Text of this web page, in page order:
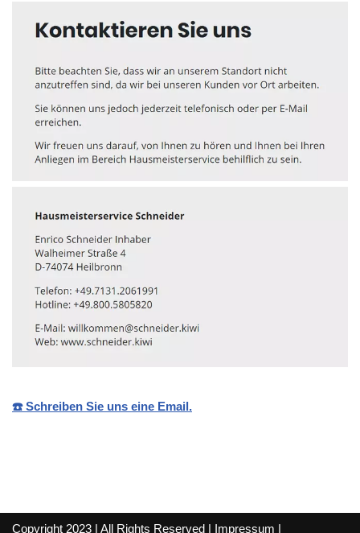
☎️ Schreiben Sie uns eine Email.
Copyright 2023 | All Rights Reserved | Impressum |